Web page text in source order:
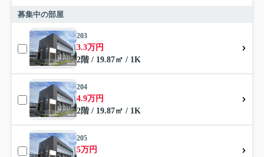
募集中の部屋
203
3.3万円
2階 / 19.87㎡ / 1K
204
4.9万円
2階 / 19.87㎡ / 1K
205
5万円